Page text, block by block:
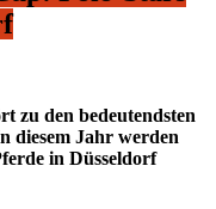
zu den bedeutendsten
diesem Jahr werden
in Düsseldorf